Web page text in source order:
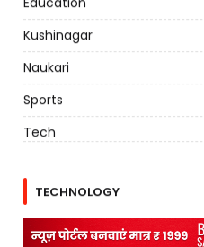
Kushinagar
Naukari
Sports
Tech
TECHNOLOGY